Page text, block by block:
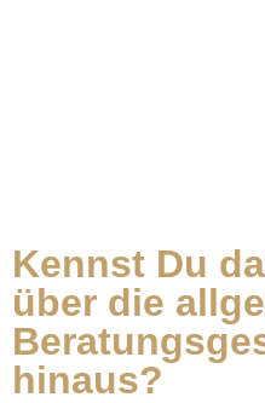
Kennst Du
über die
hinaus?